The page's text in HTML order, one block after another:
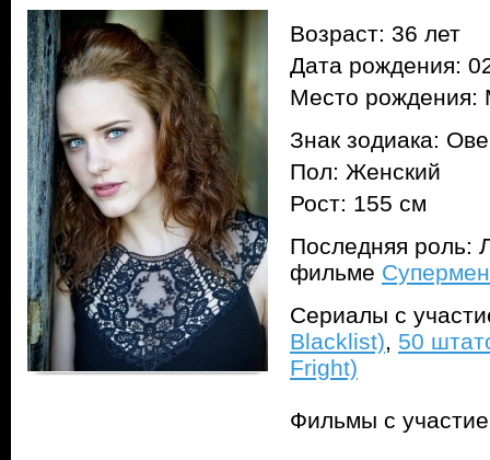
Возраст: 36 лет
Дата рождения:
Место рождения:
Знак зодиака:
Пол: Женский
Рост: 155 см
Последняя роль:
фильме
Сериалы с
Blacklist), 50
Fright)
Фильмы с